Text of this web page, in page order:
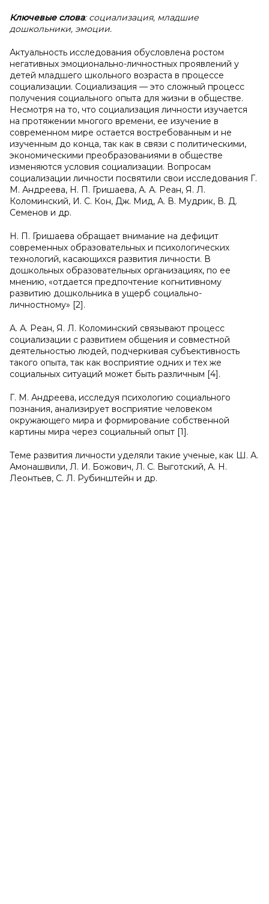
Ключевые слова: социализация, младшие
дошкольники, эмоции.
Актуальность исследования обусловлена ростом
негативных эмоционально-личностных проявлений у
детей младшего школьного возраста в процессе
социализации. Социализация — это сложный процесс
получения социального опыта для жизни в обществе.
Несмотря на то, что социализация личности изучается
на протяжении многого времени, ее изучение в
современном мире остается востребованным и не
изученным до конца, так как в связи с политическими,
экономическими преобразованиями в обществе
изменяются условия социализации. Вопросам
социализации личности посвятили свои исследования Г.
М. Андреева, Н. П. Гришаева, А. А. Реан, Я. Л.
Коломинский, И. С. Кон, Дж. Мид, А. В. Мудрик, В. Д.
Семенов и др.
Н. П. Гришаева обращает внимание на дефицит
современных образовательных и психологических
технологий, касающихся развития личности. В
дошкольных образовательных организациях, по ее
мнению, «отдается предпочтение когнитивному
развитию дошкольника в ущерб социально-
личностному» [2].
А. А. Реан, Я. Л. Коломинский связывают процесс
социализации с развитием общения и совместной
деятельностью людей, подчеркивая субъективность
такого опыта, так как восприятие одних и тех же
социальных ситуаций может быть различным [4].
Г. М. Андреева, исследуя психологию социального
познания, анализирует восприятие человеком
окружающего мира и формирование собственной
картины мира через социальный опыт [1].
Теме развития личности уделяли такие ученые, как Ш. А.
Амонашвили, Л. И. Божович, Л. С. Выготский, А. Н.
Леонтьев, С. Л. Рубинштейн и др.